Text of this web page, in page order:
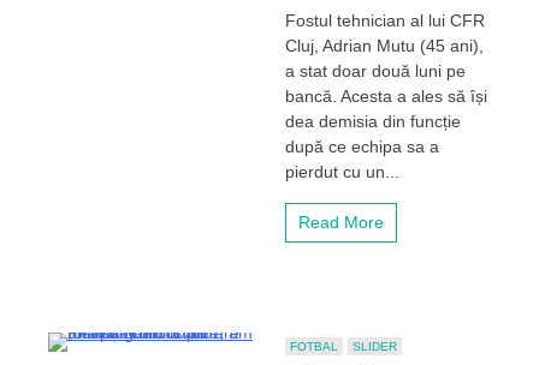
a
dat
cărțile
după
plecarea
Fostul tehnician al lui CFR
Cluj, Adrian Mutu (45 ani),
a stat doar două luni pe
bancă. Acesta a ales să își
dea demisia din funcție
după ce echipa sa a
pierdut cu un...
Read More
FOTBAL SLIDER